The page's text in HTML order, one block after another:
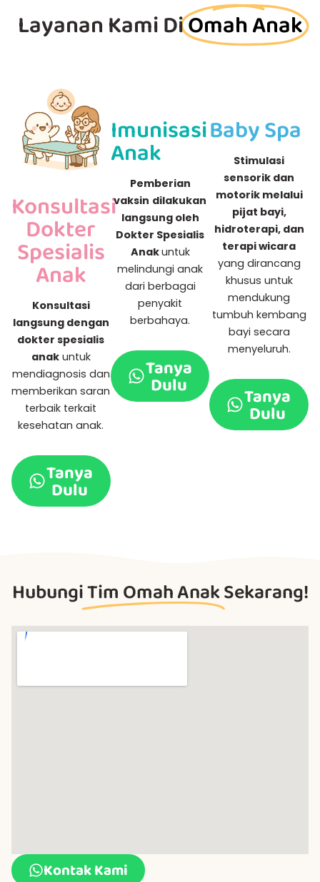
Layanan Kami DiOmah Anak
Konsultasi
Dokter
Spesialis
Anak
Konsultasi
langsung dengan
dokter spesialis
anakuntuk
mendiagnosis dan
memberikan saran
terbaik terkait
kesehatan anak.
Tanya
Dulu
Imunisasi
Anak
Pemberian
vaksin dilakukan
langsung oleh
Dokter Spesialis
Anakuntuk
melindungi anak
dari berbagai
penyakit
berbahaya.
Tanya
Dulu
Baby Spa
Stimulasi
sensorik dan
motorik melalui
pijat bayi,
hidroterapi, dan
terapi wicara
yang dirancang
khusus untuk
mendukung
tumbuh kembang
bayi secara
menyeluruh.
Tanya
Dulu
HubungiTim Omah AnakSekarang!
Kontak Kami